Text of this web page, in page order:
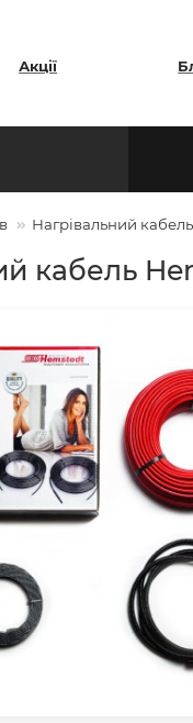
Акції
Нагрівальний
кабель